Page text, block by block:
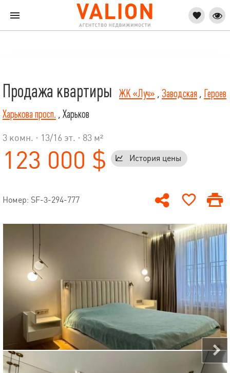
Продажа квартиры ЖК «Луч» , Заводская , Героев
Харькова просп. , Харьков
3 комн. · 13/16 эт. · 83 м²
123 000 $ История цены
Номер: SF-3-294-777